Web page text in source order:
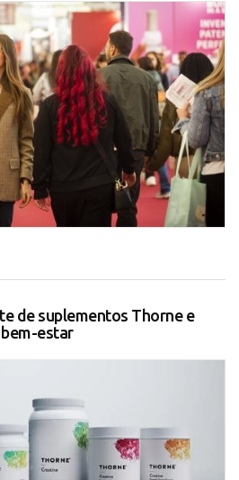
de suplementos Thorne e
estar